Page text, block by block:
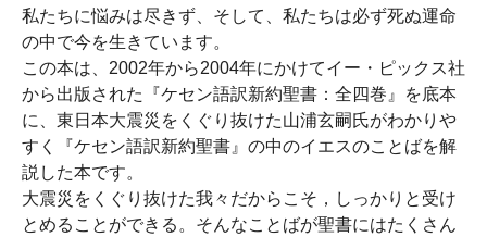
私たちに悩みは尽きず、そして、私たちは必ず死ぬ運命
の中で今を生きています。
この本は、2002年から2004年にかけてイー・ピックス社
から出版された『ケセン語訳新約聖書：全四巻』を底本
に、東日本大震災をくぐり抜けた山浦玄嗣氏がわかりや
すく『ケセン語訳新約聖書』の中のイエスのことばを解
説した本です。
大震災をくぐり抜けた我々だからこそ，しっかりと受け
とめることができる。そんなことばが聖書にはたくさん